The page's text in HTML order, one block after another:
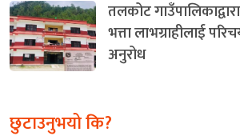
तलकोट
भत्ता लाभग्राहीलाई
अनुरोध
छुटाउनुभयो कि?